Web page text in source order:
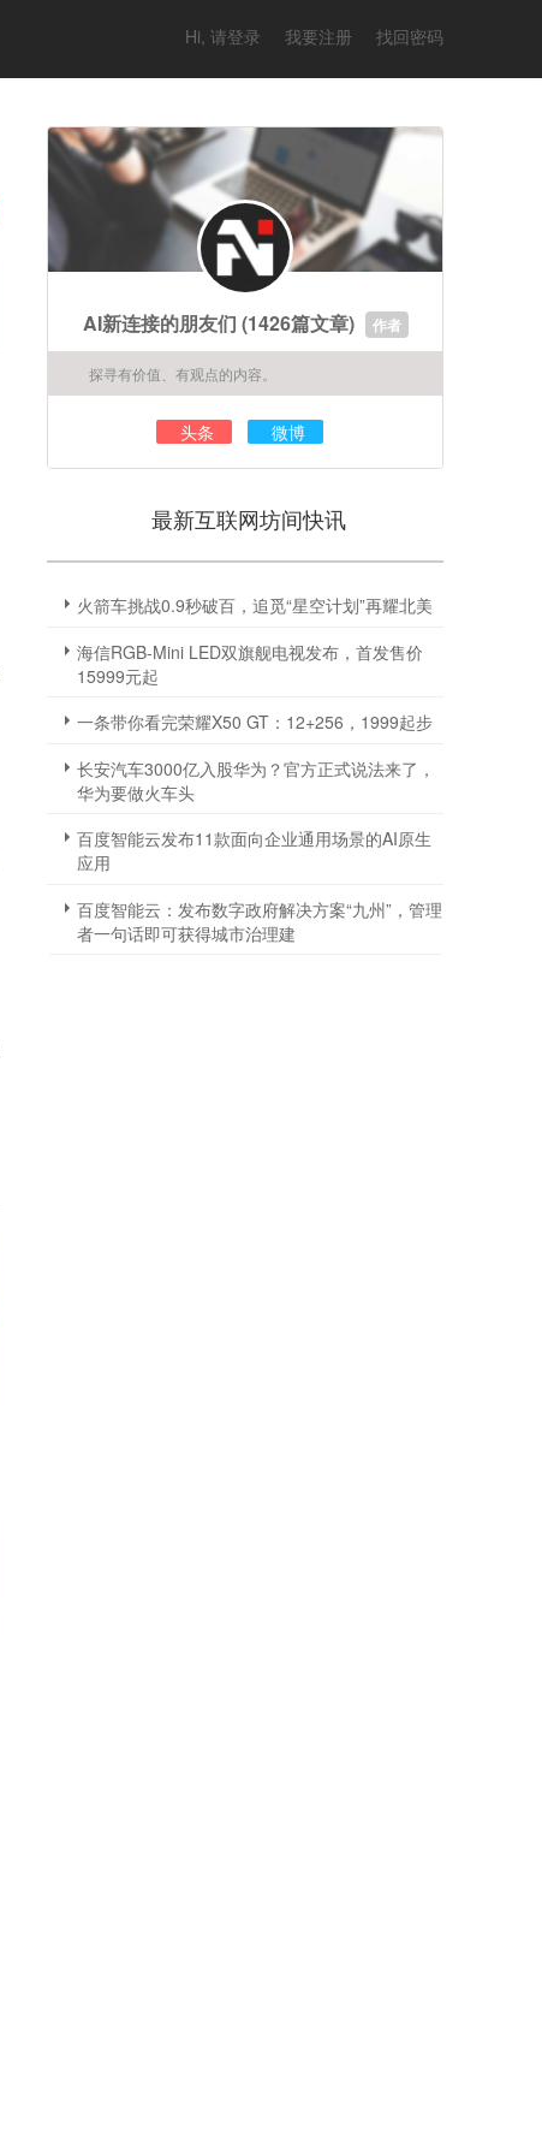
Hi, 请登录 我要注册 找回密码
AI新连接的朋友们 (1426篇文章) 作者
探寻有价值、有观点的内容。
头条 微博
最新互联网坊间快讯
火箭车挑战0.9秒破百，追觅“星空计划”再耀北美
海信RGB-Mini LED双旗舰电视发布，首发售价
15999元起
一条带你看完荣耀X50 GT：12+256，1999起步
长安汽车3000亿入股华为？官方正式说法来了，
华为要做火车头
百度智能云发布11款面向企业通用场景的AI原生
应用
百度智能云：发布数字政府解决方案“九州”，管理
者一句话即可获得城市治理建